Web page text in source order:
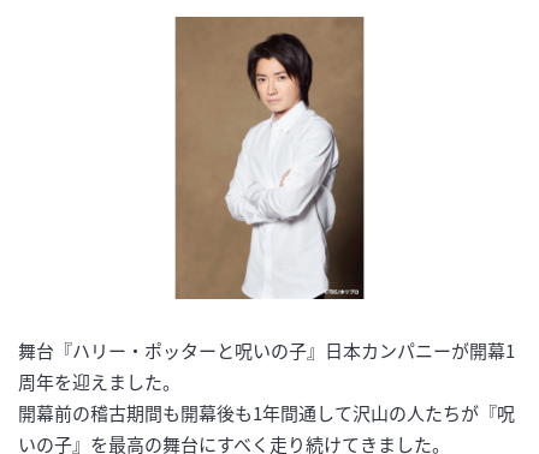
舞台『ハリー・ポッターと呪いの子』日本カンパニーが開幕1
周年を迎えました。
開幕前の稽古期間も開幕後も1年間通して沢山の人たちが『呪
いの子』を最高の舞台にすべく走り続けてきました。